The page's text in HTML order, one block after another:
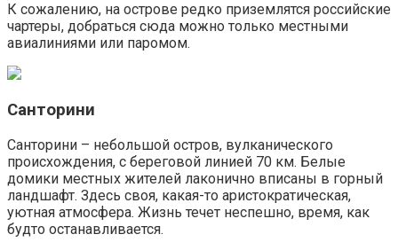
К сожалению, на острове редко приземлятся российские
чартеры, добраться сюда можно только местными
авиалиниями или паромом.
Санторини
Санторини – небольшой остров, вулканического
происхождения, с береговой линией 70 км. Белые
домики местных жителей лаконично вписаны в горный
ландшафт. Здесь своя, какая-то аристократическая,
уютная атмосфера. Жизнь течет неспешно, время, как
будто останавливается.